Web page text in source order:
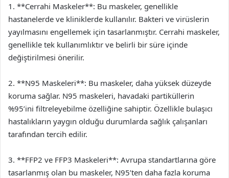
1. **Cerrahi Maskeler**: Bu maskeler, genellikle
hastanelerde ve kliniklerde kullanılır. Bakteri ve virüslerin
yayılmasını engellemek için tasarlanmıştır. Cerrahi maskeler,
genellikle tek kullanımlıktır ve belirli bir süre içinde
değiştirilmesi önerilir.
2. **N95 Maskeleri**: Bu maskeler, daha yüksek düzeyde
koruma sağlar. N95 maskeleri, havadaki partiküllerin
%95’ini filtreleyebilme özelliğine sahiptir. Özellikle bulaşıcı
hastalıkların yaygın olduğu durumlarda sağlık çalışanları
tarafından tercih edilir.
3. **FFP2 ve FFP3 Maskeleri**: Avrupa standartlarına göre
tasarlanmış olan bu maskeler, N95’ten daha fazla koruma